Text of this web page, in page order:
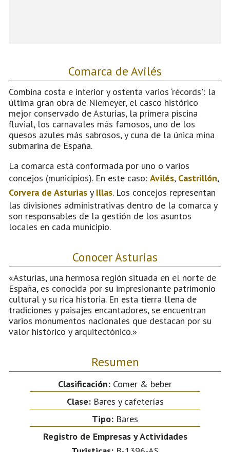
Comarca de Avilés
Combina costa e interior y ostenta varios ‘récords': la
última gran obra de Niemeyer, el casco histórico
mejor conservado de Asturias, la primera piscina
fluvial, los carnavales más famosos, uno de los
quesos azules más sabrosos, y cuna de la única mina
submarina de España.
La comarca está conformada por uno o varios
concejos (municipios). En este caso: Avilés, Castrillón,
Corvera de Asturias y Illas. Los concejos representan
las divisiones administrativas dentro de la comarca y
son responsables de la gestión de los asuntos
locales en cada municipio.
Conocer Asturias
«Asturias, una hermosa región situada en el norte de
España, es conocida por su impresionante patrimonio
cultural y su rica historia. En esta tierra llena de
tradiciones y paisajes encantadores, se encuentran
varios monumentos nacionales que destacan por su
valor histórico y arquitectónico.»
Resumen
Clasificación: Comer & beber
Clase:Bares y cafeterías
Tipo: Bares
Registro de Empresas y Actividades